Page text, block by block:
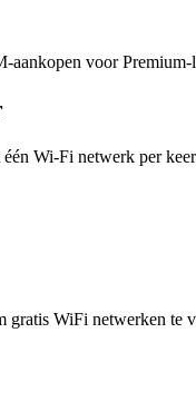
voor Premium-
Wi-Fi netwerk per
WiFi netwerken te